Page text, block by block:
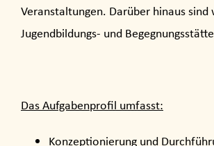
Veranstaltungen. Darüber hinaus sind
Jugendbildungs- und
Das Aufgabenprofil umfasst:
Konzeptionierung und